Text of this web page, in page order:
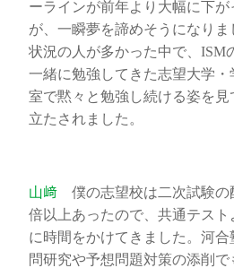
ーラインが前年より大幅に下
が、一瞬夢を諦めそうになり
状況の人が多かった中で、ISM
一緒に勉強してきた志望大学
室で黙々と勉強し続ける姿を
立たされました。
山﨑
僕の志望校は二次試験
倍以上あったので、共通テス
に時間をかけてきました。河
問研究や予想問題対策の添削